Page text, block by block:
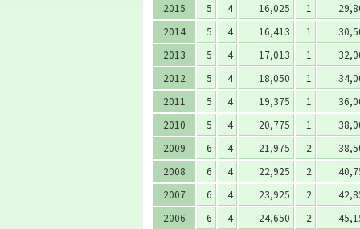
2015
5 4 16,025 1
2014
5 4 16,413 1
2013
5 4 17,013 1
2012
5 4 18,050 1
2011
5 4 19,375 1
2010
5 4 20,775 1
2009
6 4 21,975 2
2008
6 4 22,925 2
2007
6 4 23,925 2
2006
6 4 24,650 2